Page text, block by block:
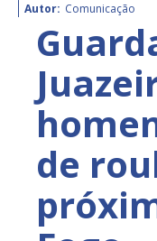
Autor: Comunicação
de